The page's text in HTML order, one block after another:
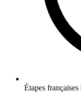
Étapes